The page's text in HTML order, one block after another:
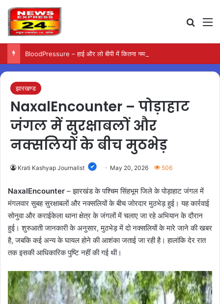
झारखण्ड
NaxalEncounter – पोड़ाहाट
जंगल में सुरक्षाबलों और
नक्सलियों के बीच मुठभेड़
Krati Kashyap Journalist May 20, 2026 506
NaxalEncounter – झारखंड के पश्चिम सिंहभूम जिले के पोड़ाहाट जंगल में
मंगलवार सुबह सुरक्षाबलों और नक्सलियों के बीच जोरदार मुठभेड़ हुई। यह कार्रवाई
सोनुवा और कराईकेला थाना क्षेत्र के जंगलों में चलाए जा रहे अभियान के दौरान
हुई। शुरुआती जानकारी के अनुसार, मुठभेड़ में दो नक्सलियों के मारे जाने की खबर
है, जबकि कई अन्य के घायल होने की आशंका जताई जा रही है। हालांकि देर रात
तक इसकी आधिकारिक पुष्टि नहीं की गई थी।